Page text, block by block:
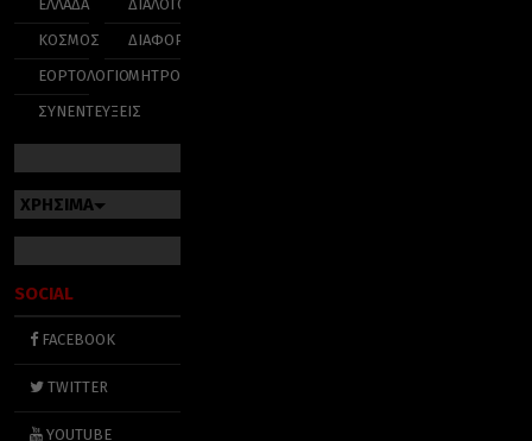
ΕΛΛΑΔΑ
ΚΟΣΜΟΣ
ΕΟΡΤΟΛΟΓΙΟ
ΣΥΝΕΝΤΕΥΞΕΙΣ
ΔΙΑΛΟΓΟΣ
ΔΙΑΦΟΡΑ
ΜΗΤΡΟΠΟΛΕΙΣ
ΧΡΗΣΙΜΑ
SOCIAL
FACEBOOK
TWITTER
YOUTUBE